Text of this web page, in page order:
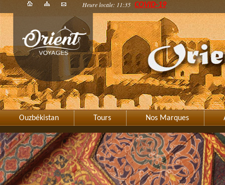
Heure locale: 11:35 COVID-19
Ouzbékistan Tours Nos Marques